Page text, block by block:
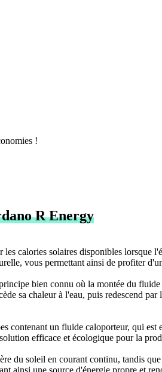
!
R Energy
calories solaires disponibles lorsque
vous permettant ainsi de profiter
bien connu où la montée du
sa chaleur à l'eau, puis redescend
un fluide caloporteur, qui est
efficace et écologique pour la
du soleil en courant continu, tandis